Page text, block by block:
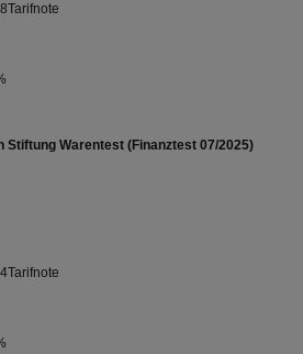
Tarifnote
Stiftung Warentest (Finanztest 07/2025)
Tarifnote